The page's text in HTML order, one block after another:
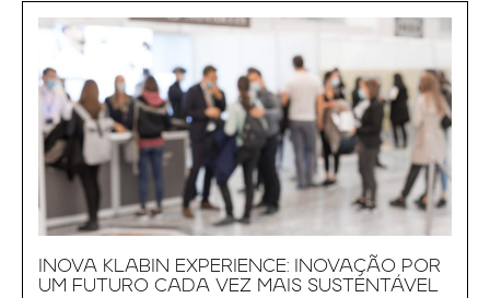
INOVA KLABIN EXPERIENCE: INOVAÇÃO POR
UM FUTURO CADA VEZ MAIS SUSTENTÁVEL